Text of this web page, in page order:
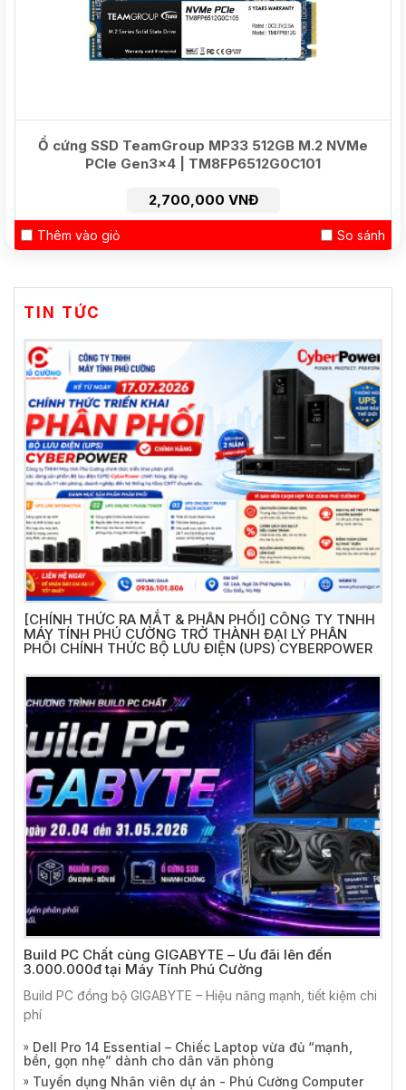
Ổ cứng SSD TeamGroup MP33 512GB M.2 NVMe
PCIe Gen3x4 | TM8FP6512G0C101
2,700,000 VNĐ
Thêm vào giỏ So sánh
TIN TỨC
[CHÍNH THỨC RA MẮT & PHÂN PHỐI] CÔNG TY TNHH
MÁY TÍNH PHÚ CƯỜNG TRỞ THÀNH ĐẠI LÝ PHÂN
PHỐI CHÍNH THỨC BỘ LƯU ĐIỆN (UPS) CYBERPOWER
Build PC Chất cùng GIGABYTE – Ưu đãi lên đến
3.000.000đ tại Máy Tính Phú Cường
Build PC đồng bộ GIGABYTE – Hiệu năng mạnh, tiết kiệm chi
phí
Dell Pro 14 Essential – Chiếc Laptop vừa đủ “mạnh,
bền, gọn nhẹ” dành cho dân văn phòng
Tuyển dụng Nhân viên dự án - Phú Cường Computer